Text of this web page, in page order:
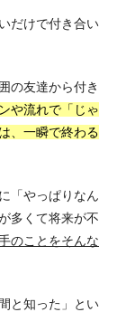
だけで付き合い
の友達から付き
や流れで「じゃ
、一瞬で終わる
「やっぱりなん
多くて将来が不
のことをそんな
と知った」とい